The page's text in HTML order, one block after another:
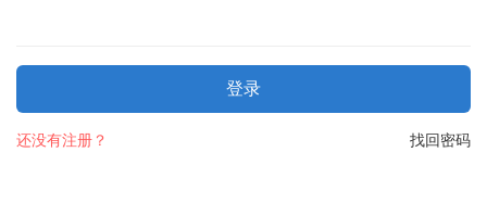
登录
找回密码
还没有注册？